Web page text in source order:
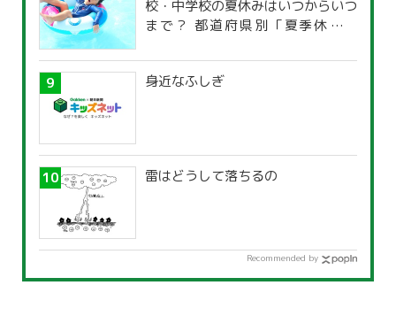
校・中学校の夏休みはいつからいつ
まで？ 都道府県別「夏季休暇一
身近なふしぎ
雷はどうして落ちるの
Recommended by